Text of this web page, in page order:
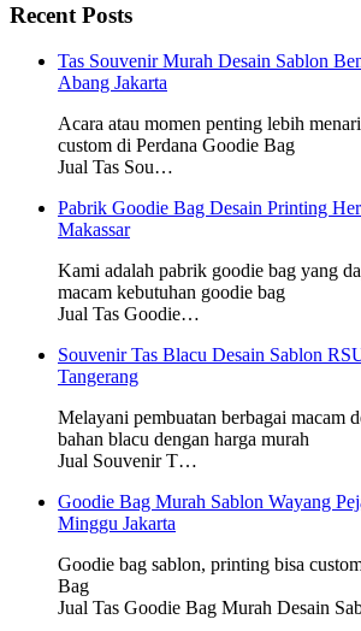
Recent Posts
Tas Souvenir Murah Desain Sablon
Abang Jakarta
Acara atau momen penting lebih
custom di Perdana Goodie Bag
Jual Tas Sou…
Pabrik Goodie Bag Desain Printing
Makassar
Kami adalah pabrik goodie bag yang
macam kebutuhan goodie bag
Jual Tas Goodie…
Souvenir Tas Blacu Desain Sablon
Tangerang
Melayani pembuatan berbagai macam
bahan blacu dengan harga murah
Jual Souvenir T…
Goodie Bag Murah Sablon Wayang
Minggu Jakarta
Goodie bag sablon, printing bisa
Bag
Jual Tas Goodie Bag Murah Desain